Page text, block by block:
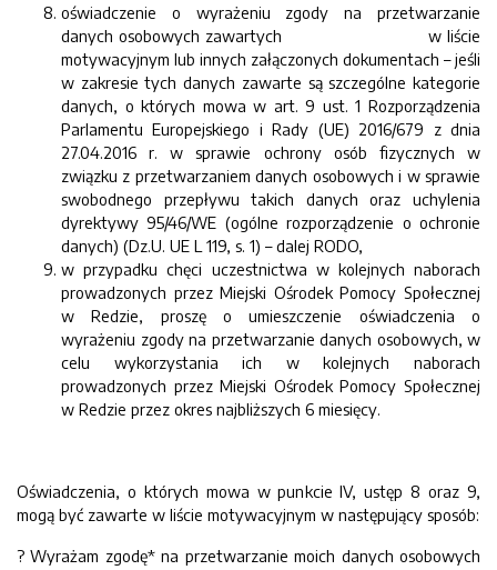
oświadczenie o wyrażeniu zgody na przetwarzanie
danych osobowych zawartych w liście
motywacyjnym lub innych załączonych dokumentach – jeśli
w zakresie tych danych zawarte są szczególne kategorie
danych, o których mowa w art. 9 ust. 1 Rozporządzenia
Parlamentu Europejskiego i Rady (UE) 2016/679 z dnia
27.04.2016 r. w sprawie ochrony osób fizycznych w
związku z przetwarzaniem danych osobowych i w sprawie
swobodnego przepływu takich danych oraz uchylenia
dyrektywy 95/46/WE (ogólne rozporządzenie o ochronie
danych) (Dz.U. UE L 119, s. 1) – dalej RODO,
w przypadku chęci uczestnictwa w kolejnych naborach
prowadzonych przez Miejski Ośrodek Pomocy Społecznej
w Redzie, proszę o umieszczenie oświadczenia o
wyrażeniu zgody na przetwarzanie danych osobowych, w
celu wykorzystania ich w kolejnych naborach
prowadzonych przez Miejski Ośrodek Pomocy Społecznej
w Redzie przez okres najbliższych 6 miesięcy.
Oświadczenia, o których mowa w punkcie IV, ustęp 8 oraz 9,
mogą być zawarte w liście motywacyjnym w następujący sposób:
? Wyrażam zgodę* na przetwarzanie moich danych osobowych